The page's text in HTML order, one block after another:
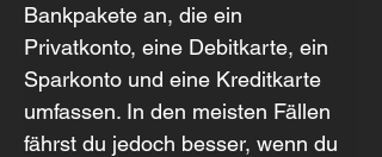
Bankpakete an, die ein
Privatkonto, eine Debitkarte, ein
Sparkonto und eine Kreditkarte
umfassen. In den meisten Fällen
fährst du jedoch besser, wenn du